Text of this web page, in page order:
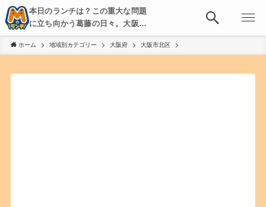
本日のランチは？この重大な問題
に立ち向かう葛藤の日々。大阪・
京都・神戸を中心とした食べ歩
き、飲み歩きを綴る。
ホーム 地域別カテゴリー 大阪府 大阪市北区